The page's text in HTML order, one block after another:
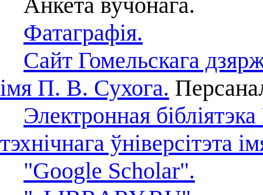
Фатаграфія.
Сайт Гомельскага
імя П. В. Сухога.
Электронная
тэхнічнага ўніверсітэта
"Google Scholar".